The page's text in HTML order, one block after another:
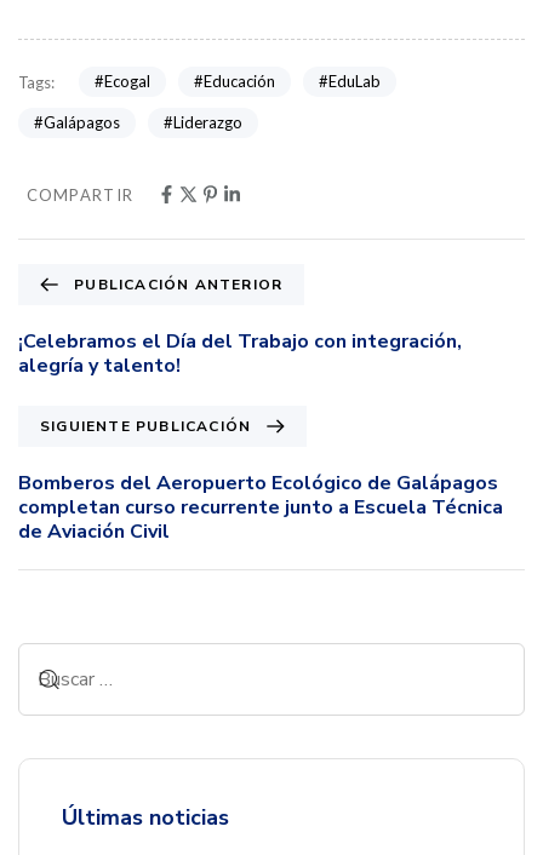
Tags: #Ecogal #Educación #EduLab
#Galápagos #Liderazgo
COMPARTIR
PUBLICACIÓN ANTERIOR
¡Celebramos el Día del Trabajo con integración,
alegría y talento!
SIGUIENTE PUBLICACIÓN
Bomberos del Aeropuerto Ecológico de Galápagos
completan curso recurrente junto a Escuela Técnica
de Aviación Civil
Últimas noticias